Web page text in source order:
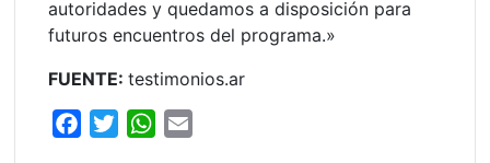
autoridades y quedamos a disposición para
futuros encuentros del programa.»
FUENTE:testimonios.ar
W